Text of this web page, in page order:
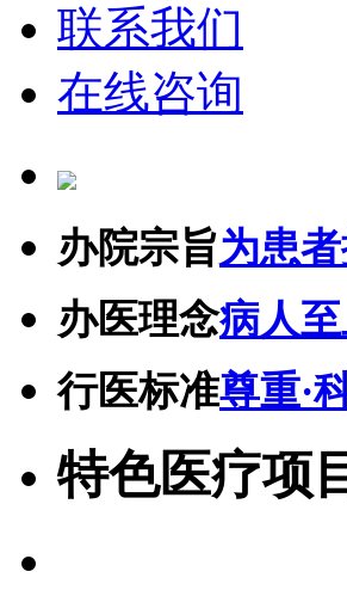
联系我们
在线咨询
办院宗旨为患
办医理念病人
行医标准尊重·
特色医疗项